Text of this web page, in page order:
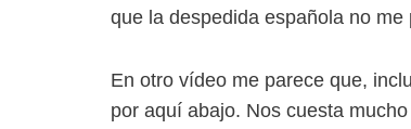
que la despedida española no me
En otro vídeo me parece que,
por aquí abajo. Nos cuesta